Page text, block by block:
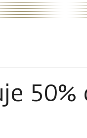
50%